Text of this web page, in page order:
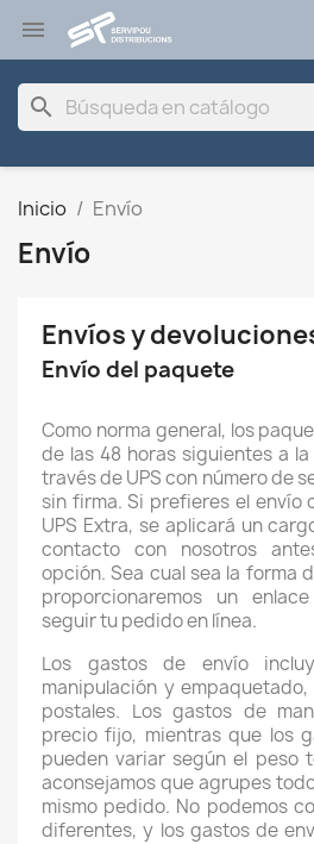

search
Inicio Envío
Envío
Envíos y
Envío del paquete
Como norma general, los
de las 48 horas siguientes a
través de UPS con número de
sin firma. Si prefieres el
UPS Extra, se aplicará un
contacto con nosotros
opción. Sea cual sea la forma
proporcionaremos un
seguir tu pedido en línea.
Los gastos de envío
manipulación y
postales. Los gastos de
precio fijo, mientras que los
pueden variar según el peso
aconsejamos que agrupes
mismo pedido. No podemos
diferentes, y los gastos de